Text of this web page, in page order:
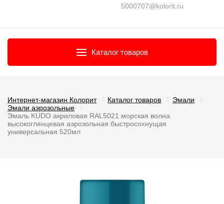
5000707@kolorit.ru
Каталог товаров
Интернет-магазин Колорит Каталог товаров
Эмали
Эмали аэрозольные
Эмаль KUDO акриловая RAL5021 морская волна
высокоглянцевая аэрозольная быстросохнущая
универсальная 520мл